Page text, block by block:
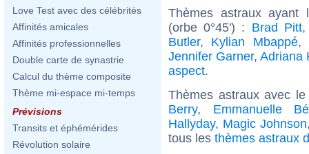
Love Test avec des célébrités
Affinités amicales
Affinités professionnelles
Double carte de synastrie
Calcul du thème composite
Thème mi-espace mi-temps
Prévisions
Transits et éphémérides
Révolution solaire
Thèmes astraux ayant
(orbe 0°45') : Brad Pitt
Butler, Kylian Mbappé,
Jennifer Garner, Adriana
aspect.
Thèmes astraux avec
Berry, Emmanuelle
Hallyday, Magic Johnson
tous les thèmes astraux